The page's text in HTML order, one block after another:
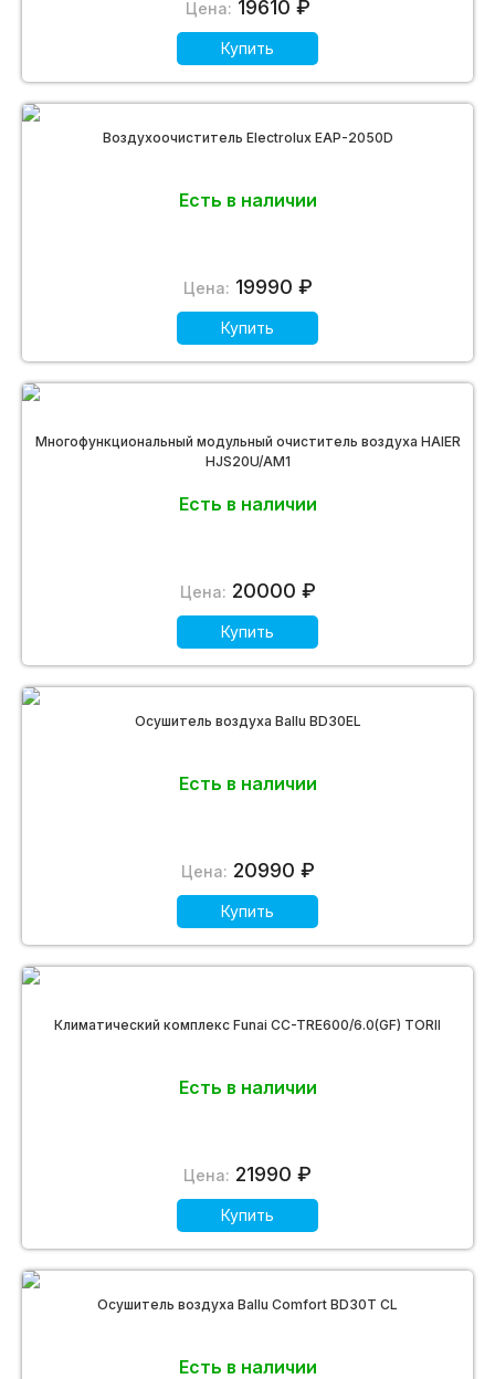
Цена: 19610 ₽
Купить
Воздухоочиститель Electrolux EAP-2050D
Есть в наличии
Цена: 19990 ₽
Купить
Многофункциональный модульный очиститель воздуха HAIER
HJS20U/AM1
Есть в наличии
Цена: 20000 ₽
Купить
Осушитель воздуха Ballu BD30EL
Есть в наличии
Цена: 20990 ₽
Купить
Климатический комплекс Funai CC-TRE600/6.0(GF) TORII
Есть в наличии
Цена: 21990 ₽
Купить
Осушитель воздуха Ballu Comfort BD30T CL
Есть в наличии